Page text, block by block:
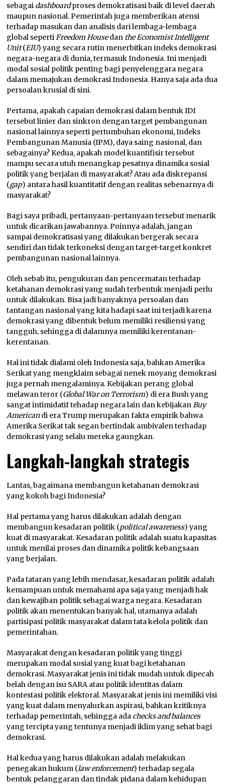
sebagai dashboardproses demokratisasi baik di level daerah
maupun nasional. Pemerintah juga memberikan atensi
terhadap masukan dan analisis dari lembaga-lembaga
global sepertiFreedom Housedan the Economist Intelligent
Unit(EIU) yang secara rutin menerbitkan indeks demokrasi
negara-negara di dunia, termasuk Indonesia. Ini menjadi
modal sosial politik penting bagi penyelenggara negara
dalam memajukan demokrasi Indonesia. Hanya saja ada dua
persoalan krusial di sini.
Pertama, apakah capaian demokrasi dalam bentuk IDI
tersebut linier dan sinkron dengan target pembangunan
nasional lainnya seperti pertumbuhan ekonomi, Indeks
Pembangunan Manusia (IPM), daya saing nasional, dan
sebagainya? Kedua, apakah model kuantifisir tersebut
mampu secara utuh menangkap pesatnya dinamika sosial
politik yang berjalan di masyarakat? Atau ada diskrepansi
(gap) antara hasil kuantitatif dengan realitas sebenarnya di
masyarakat?
Bagi saya pribadi, pertanyaan-pertanyaan tersebut menarik
untuk dicarikan jawabannya. Poinnya adalah, jangan
sampai demokratisasi yang dilakukan bergerak secara
sendiri dan tidak terkoneksi dengan target-target konkret
pembangunan nasional lainnya.
Oleh sebab itu, pengukuran dan pencermatan terhadap
ketahanan demokrasi yang sudah terbentuk menjadi perlu
untuk dilakukan. Bisa jadi banyaknya persoalan dan
tantangan nasional yang kita hadapi saat ini terjadi karena
demokrasi yang dibentuk belum memiliki resiliensi yang
tangguh, sehingga di dalamnya memiliki kerentanan-
kerentanan.
Hal ini tidak dialami oleh Indonesia saja, bahkan Amerika
Serikat yang mengklaim sebagai nenek moyang demokrasi
juga pernah mengalaminya. Kebijakan perang global
melawan teror (Global War on Terrorism) di era Bush yang
sangat intimidatif tehadap negara lain dan kebijakanBuy
Americandi era Trump merupakan fakta empirik bahwa
Amerika Serikat tak segan bertindak ambivalen terhadap
demokrasi yang selalu mereka gaungkan.
Langkah-langkah strategis
Lantas, bagaimana membangun ketahanan demokrasi
yang kokoh bagi Indonesia?
Hal pertama yang harus dilakukan adalah dengan
membangun kesadaran politik (political awareness) yang
kuat di masyarakat. Kesadaran politik adalah suatu kapasitas
untuk menilai proses dan dinamika politik kebangsaan
yang berjalan.
Pada tataran yang lebih mendasar, kesadaran politik adalah
kemampuan untuk memahami apa saja yang menjadi hak
dan kewajiban politik sebagai warga negara. Kesadaran
politik akan menentukan banyak hal, utamanya adalah
partisipasi politik masyarakat dalam tata kelola politik dan
pemerintahan.
Masyarakat dengan kesadaran politik yang tinggi
merupakan modal sosial yang kuat bagi ketahanan
demokrasi. Masyarakat jenis ini tidak mudah untuk dipecah
belah dengan isu SARA atau politik identitas dalam
kontestasi politik elektoral. Masyarakat jenis ini memiliki visi
yang kuat dalam menyalurkan aspirasi, bahkan kritiknya
terhadap pemerintah, sehingga ada checks and balances
yang tercipta yang tentunya menjadi iklim yang sehat bagi
demokrasi.
Hal kedua yang harus dilakukan adalah melakukan
penegakan hukum (law enforcement) terhadap segala
bentuk pelanggaran dan tindak pidana dalam kehidupan